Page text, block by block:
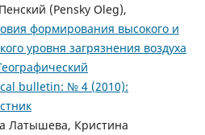
(Pensky Oleg),
формирования высокого и
уровня загрязнения воздуха
bulletin: № 4 (2010):
Латышева, Кристина